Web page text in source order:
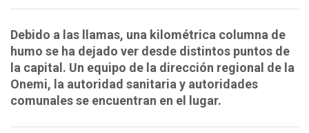
Debido a las llamas, una kilométrica columna de
humo se ha dejado ver desde distintos puntos de
la capital. Un equipo de la dirección regional de la
Onemi, la autoridad sanitaria y autoridades
comunales se encuentran en el lugar.